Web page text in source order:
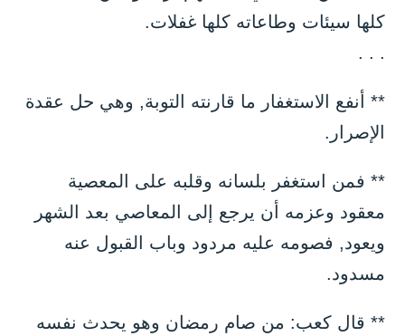
كلها سيئات وطاعاته كلها غفلات.
. . .
** أنفع الاستغفار ما قارنته التوبة, وهي حل عقدة
الإصرار.
** فمن استغفر بلسانه وقلبه على المعصية
معقود وعزمه أن يرجع إلى المعاصي بعد الشهر
ويعود, فصومه عليه مردود وباب القبول عنه
مسدود.
** قال كعب: من صام رمضان وهو يحدث نفسه